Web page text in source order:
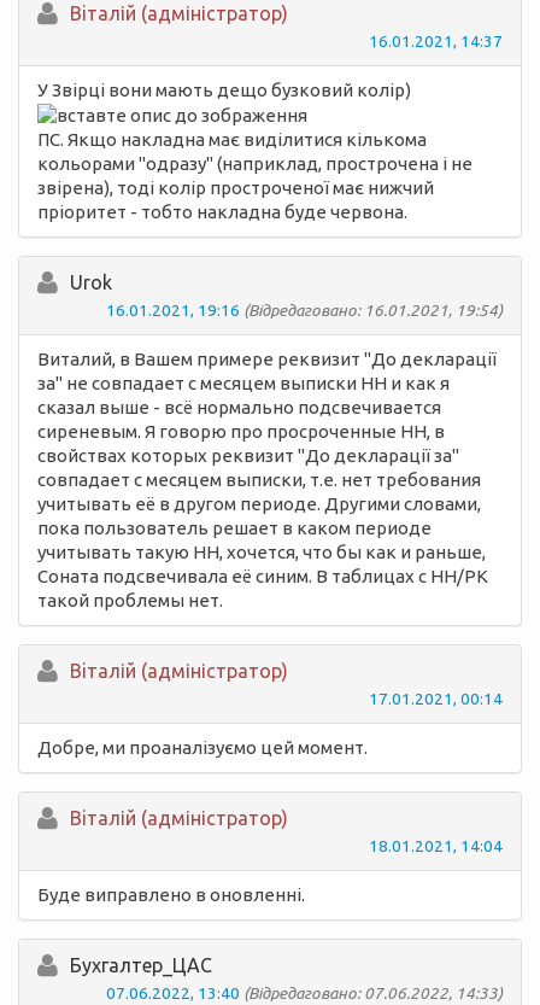
Вiталій (адміністратор)
16.01.2021, 14:37
У Звірці вони мають дещо бузковий колір)
ПС. Якщо накладна має виділитися кількома
кольорами "одразу" (наприклад, прострочена і не
звірена), тоді колір простроченої має нижчий
пріоритет - тобто накладна буде червона.
Urok
16.01.2021, 19:16 (Відредаговано: 16.01.2021, 19:54)
Виталий, в Вашем примере реквизит "До декларації
за" не совпадает с месяцем выписки НН и как я
сказал выше - всё нормально подсвечивается
сиреневым. Я говорю про просроченные НН, в
свойствах которых реквизит "До декларації за"
совпадает с месяцем выписки, т.е. нет требования
учитывать её в другом периоде. Другими словами,
пока пользователь решает в каком периоде
учитывать такую НН, хочется, что бы как и раньше,
Соната подсвечивала её синим. В таблицах с НН/РК
такой проблемы нет.
Вiталій (адміністратор)
17.01.2021, 00:14
Добре, ми проаналізуємо цей момент.
Вiталій (адміністратор)
18.01.2021, 14:04
Буде виправлено в оновленні.
Бухгалтер_ЦАС
07.06.2022, 13:40 (Відредаговано: 07.06.2022, 14:33)